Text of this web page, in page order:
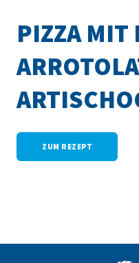
PIZZA MIT
ZUM REZEPT